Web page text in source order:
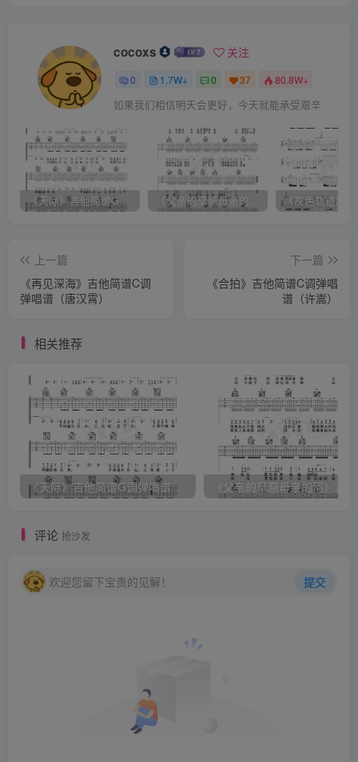
cocoxs 关注
0 1.7W+ 0 37 80.8W+
如果我们相信明天会更好，今天就能承受艰辛
上一篇
《再见深海》吉他简谱C调
弹唱谱（唐汉霄）
下一篇
《合拍》吉他简谱C调弹唱
谱（许嵩）
相关推荐
《天际》吉他简谱G调弹唱谱（姜玉阳）
评论 抢沙发
欢迎您留下宝贵的见解！ 提交